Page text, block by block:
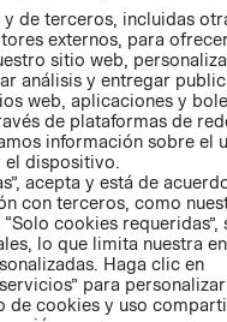
de terceros, incluidas
externos, para
sitio web,
análisis y entregar
web, aplicaciones y
de plataformas de
información sobre el
dispositivo.
acepta y está de
con terceros, como
cookies requeridas”,
lo que limita nuestra
Haga clic en
para
de cookies y uso